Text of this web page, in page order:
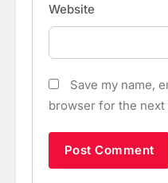
Website
Save my name,
browser for the next